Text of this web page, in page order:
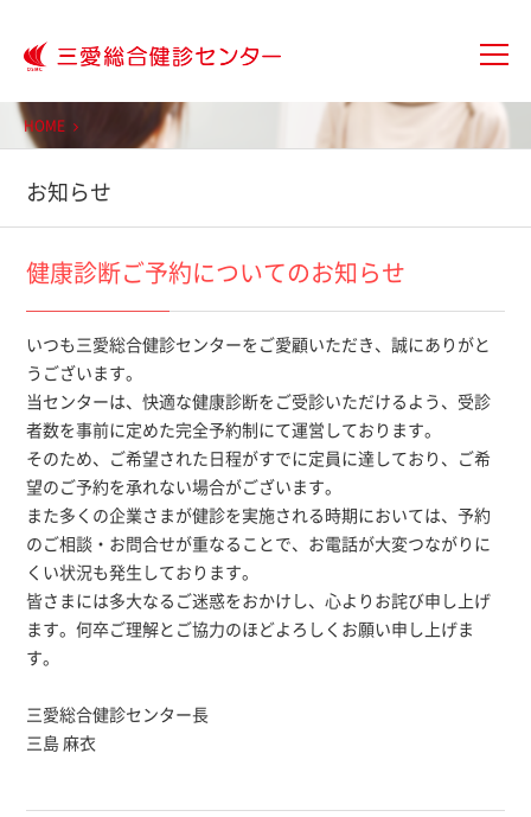
大分三愛メディカルセンター三愛
HOME
お知らせ
健康診断ご予約についてのお知らせ
いつも三愛総合健診センターをご愛顧いただき、誠にありがと
うございます。
当センターは、快適な健康診断をご受診いただけるよう、受診
者数を事前に定めた完全予約制にて運営しております。
そのため、ご希望された日程がすでに定員に達しており、ご希
望のご予約を承れない場合がございます。
また多くの企業さまが健診を実施される時期においては、予約
のご相談・お問合せが重なることで、お電話が大変つながりに
くい状況も発生しております。
皆さまには多大なるご迷惑をおかけし、心よりお詫び申し上げ
ます。何卒ご理解とご協力のほどよろしくお願い申し上げま
す。
三愛総合健診センター長
三島 麻衣